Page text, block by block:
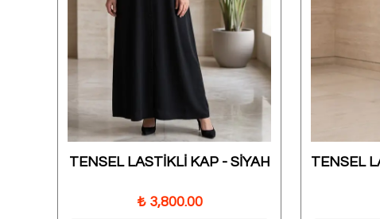
TENSEL LASTİKLİ KAP - SİYAH
₺ 3,800.00